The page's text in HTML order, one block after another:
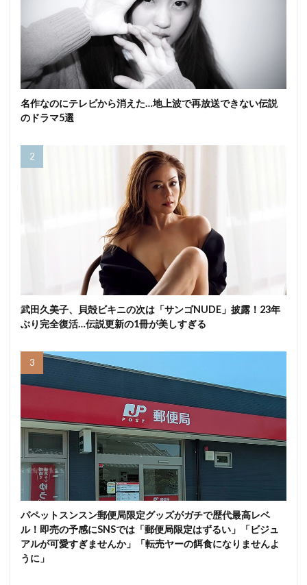
名作なのにテレビから消えた…地上波で再放送できない伝説
のドラマ5選
武田久美子、貝殻ビキニの次は「サンゴNUDE」披露！23年
ぶり完全復活…伝説更新の1冊が美しすぎる
パペットスンスン郵便局限定グッズがガチで歴代最高レベ
ル！即売の予感にSNSでは「郵便局限定はずるい」「ビジュ
アルが可愛すぎませんか」「転売ヤーの餌食になりませんよ
うに」